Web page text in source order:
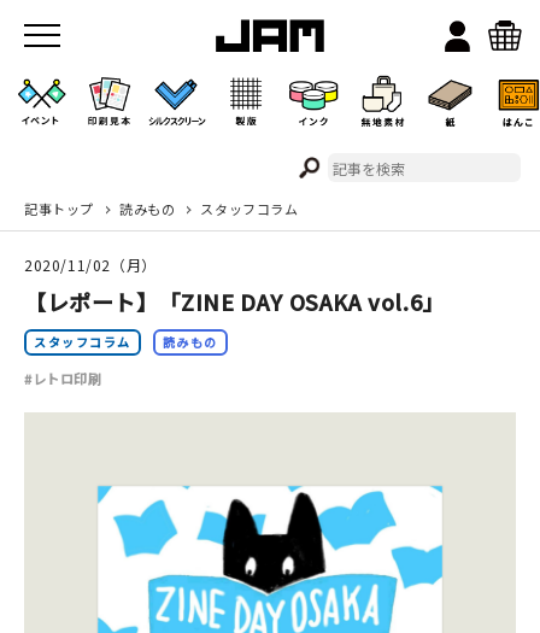
JAMのこと
お店/ワークスペース
シルクスクリーン
記事トップ 読みもの スタッフコラム
2020/11/02（月）
【レポート】「ZINE DAY OSAKA vol.6」
スタッフコラム 読みもの
#レトロ印刷